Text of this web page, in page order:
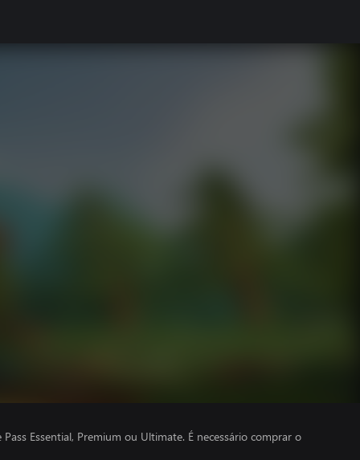
Essential, Premium ou Ultimate. É necessário comprar o